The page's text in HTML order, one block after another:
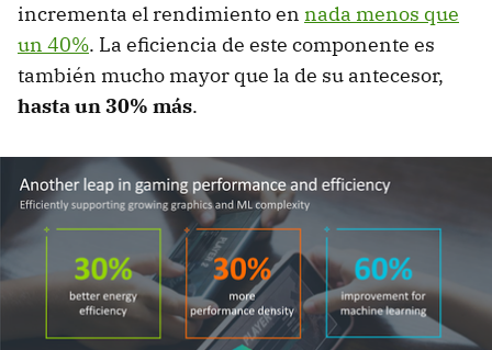
incrementa el rendimiento en nada menos que
un 40%. La eficiencia de este componente es
también mucho mayor que la de su antecesor,
hasta un 30% más.